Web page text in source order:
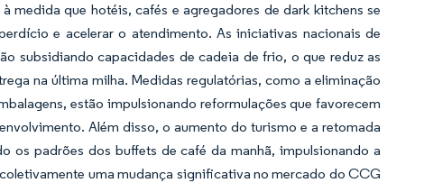
medida que hotéis, cafés e agregadores de dark kitchens se
e acelerar o atendimento. As iniciativas nacionais de
subsidiando capacidades de cadeia de frio, o que reduz as
na última milha. Medidas regulatórias, como a eliminação
estão impulsionando reformulações que favorecem
Além disso, o aumento do turismo e a retomada
os padrões dos buffets de café da manhã, impulsionando a
uma mudança significativa no mercado do CCG